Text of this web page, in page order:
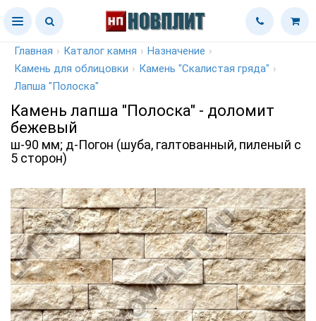
Главная › Каталог камня › Назначение ›
Камень для облицовки › Камень "Скалистая гряда" ›
Лапша "Полоска"
Камень лапша "Полоска" - доломит
бежевый
ш-90 мм; д-Погон (шуба, галтованный, пиленый с
5 сторон)